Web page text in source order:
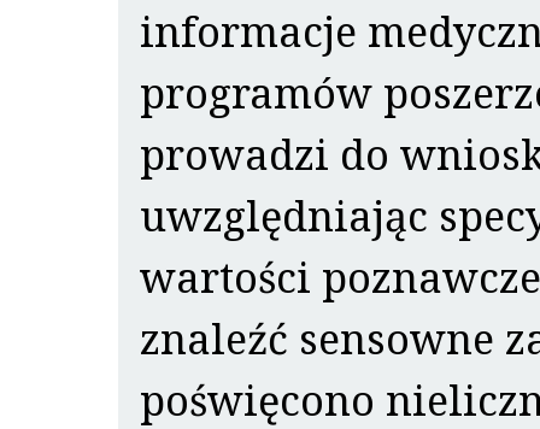
informacje
programów
prowadzi do
uwzględniając
wartości
znaleźć sensowne
poświęcono